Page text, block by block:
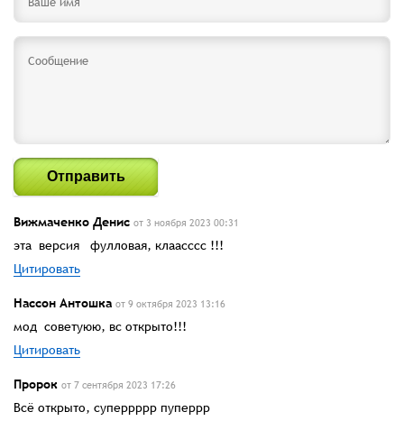
Отправить
Вижмаченко Денис от 3 ноября 2023 00:31
эта версия фулловая, клаасссс !!!
Цитировать
Нассон Антошка от 9 октября 2023 13:16
мод советуюю, вс открыто!!!
Цитировать
Пророк от 7 сентября 2023 17:26
Всё открыто, суперрррр пуперрр